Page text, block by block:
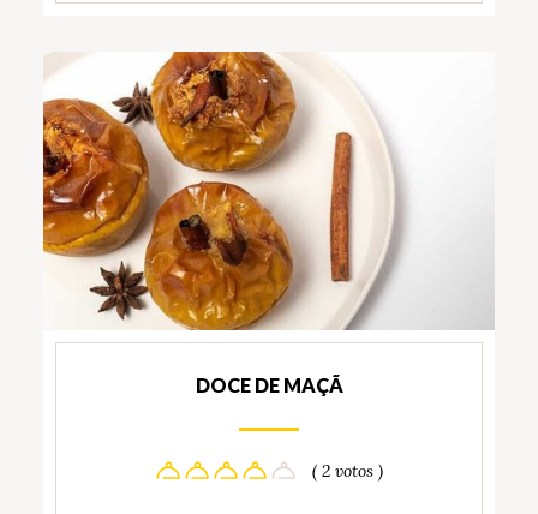
DOCE DE MAÇÃ
( 2 votos )